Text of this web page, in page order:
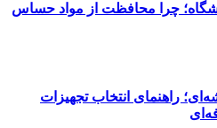
چرا محافظت از مواد حساس
راهنمای انتخاب تجهیزات